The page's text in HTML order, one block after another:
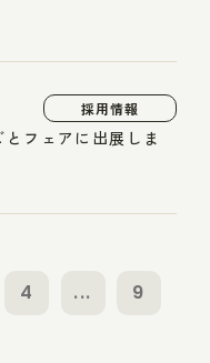
採用情報
フェアに出展しま
4 ... 9